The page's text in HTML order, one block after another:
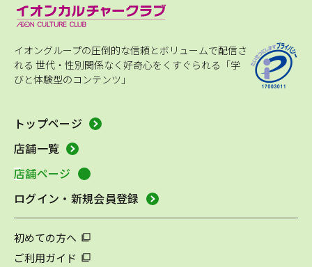
イオングループの圧倒的な信頼とボリュームで配信さ
れる 世代・性別関係なく好奇心をくすぐられる「学
びと体験型のコンテンツ」
トップページ
店舗一覧
店舗ページ
ログイン・新規会員登録
初めての方へ
ご利用ガイド